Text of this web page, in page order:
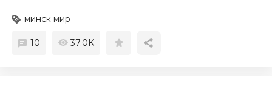
минск мир
10 37.0K